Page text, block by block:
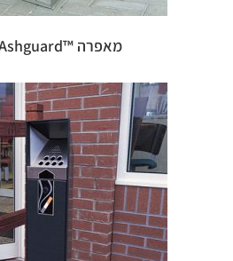
מאפרה ™Ashguard נירוסטה